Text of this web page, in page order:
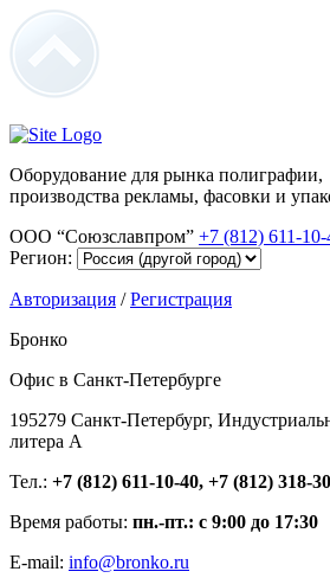
Оборудование для рынка полиграфии,
производства рекламы, фасовки и
ООО “Союзславпром” +7 (812) 611-10-
Регион:
Авторизация /Регистрация
Бронко
Офис в Санкт-Петербурге
195279 Санкт-Петербург,
литера А
Тел.: +7 (812) 611-10-40, +7 (812) 318-
Время работы: пн.-пт.: с 9:00 до 17:30
E-mail: info@bronko.ru